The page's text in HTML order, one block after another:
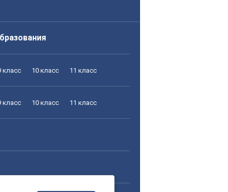
класс 10 класс 11 класс
класс 10 класс 11 класс